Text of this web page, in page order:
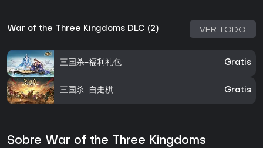
War of the Three Kingdoms DLC (2) VER TODO
三国杀-福利礼包 Gratis
三国杀-自走棋 Gratis
Sobre War of the Three Kingdoms